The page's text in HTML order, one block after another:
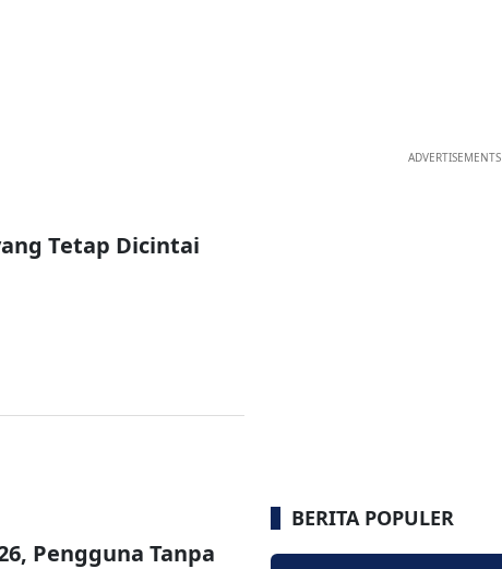
Tetap Dicintai
Pengguna Tanpa
ADVERTISEMENTS
BERITA POPULER